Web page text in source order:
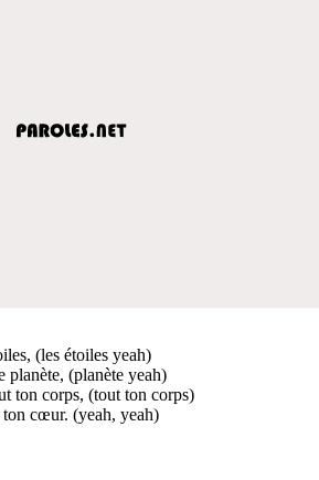
(les étoiles yeah)
planète, (planète yeah)
ton corps, (tout ton corps)
cœur. (yeah, yeah)